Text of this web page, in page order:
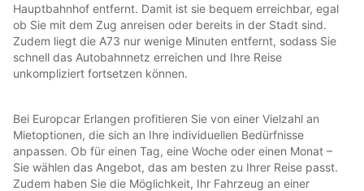
Hauptbahnhof entfernt. Damit ist sie bequem erreichbar, egal
ob Sie mit dem Zug anreisen oder bereits in der Stadt sind.
Zudem liegt die A73 nur wenige Minuten entfernt, sodass Sie
schnell das Autobahnnetz erreichen und Ihre Reise
unkompliziert fortsetzen können.
Bei Europcar Erlangen profitieren Sie von einer Vielzahl an
Mietoptionen, die sich an Ihre individuellen Bedürfnisse
anpassen. Ob für einen Tag, eine Woche oder einen Monat –
Sie wählen das Angebot, das am besten zu Ihrer Reise passt.
Zudem haben Sie die Möglichkeit, Ihr Fahrzeug an einer